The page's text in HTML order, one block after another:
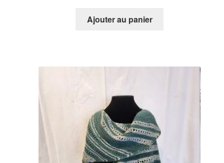
Ajouter au panier